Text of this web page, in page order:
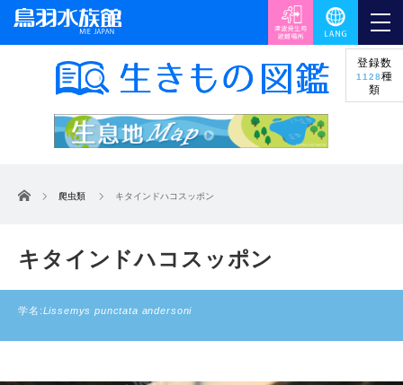
登録数
1128種
類
ホーム 爬虫類 キタインドハコスッポン
キタインドハコスッポン
学名:Lissemys punctata andersoni